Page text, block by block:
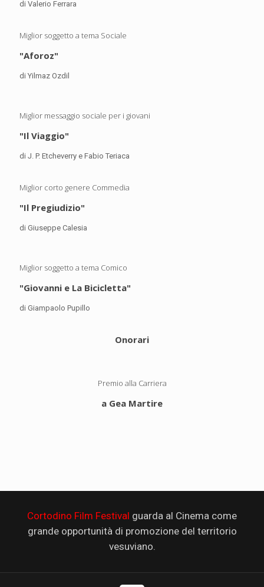
di Valerio Ferrara
Miglior soggetto a tema Sociale
"Aforoz"
di Yilmaz Ozdil
Miglior messaggio sociale per i giovani
"Il Viaggio"
di J. P. Etcheverry e Fabio Teriaca
Miglior corto genere Commedia
"Il Pregiudizio"
di Giuseppe Calesia
Miglior soggetto a tema Comico
"Giovanni e La Bicicletta"
di Giampaolo Pupillo
Onorari
Premio alla Carriera
a Gea Martire
Cortodino Film Festival guarda al Cinema come
grande opportunità di promozione del territorio
vesuviano.